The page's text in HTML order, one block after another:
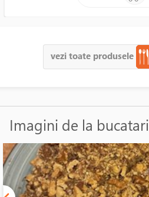
vezi toate produsele
Imagini de la bucatari